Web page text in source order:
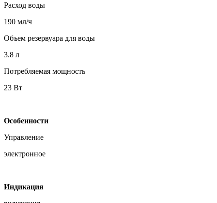
Расход воды
190 мл/ч
Объем резервуара для воды
3.8 л
Потребляемая мощность
23 Вт
Особенности
Управление
электронное
Индикация